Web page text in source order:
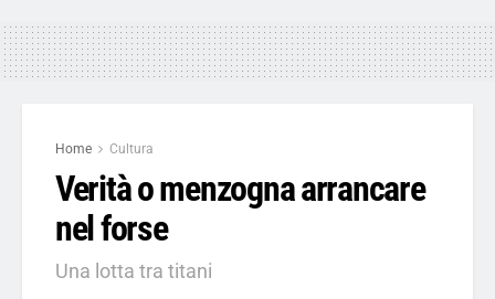
Home Cultura
Verità o menzogna arrancare
nel forse
Una lotta tra titani